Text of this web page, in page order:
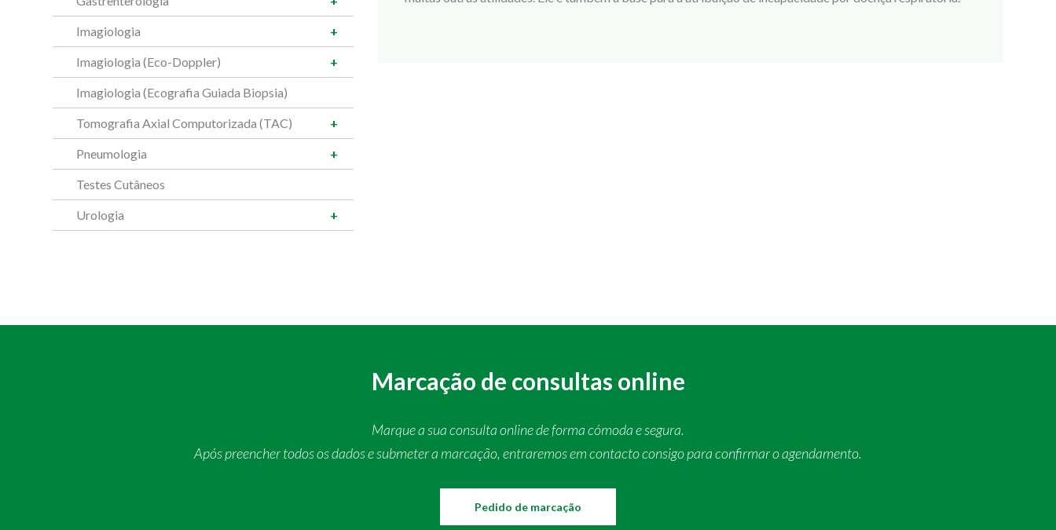
Imagiologia
Imagiologia (Eco-Doppler)
Imagiologia (Ecografia Guiada Biopsia)
Tomografia Axial Computorizada (TAC)
Pneumologia
Testes Cutâneos
Urologia
Marcação de consultas online
Marque a sua consulta online de forma cómoda e segura.
Após preencher todos os dados e submeter a marcação, entraremos em contacto consigo para confirmar o agendamento.
Pedido de marcação